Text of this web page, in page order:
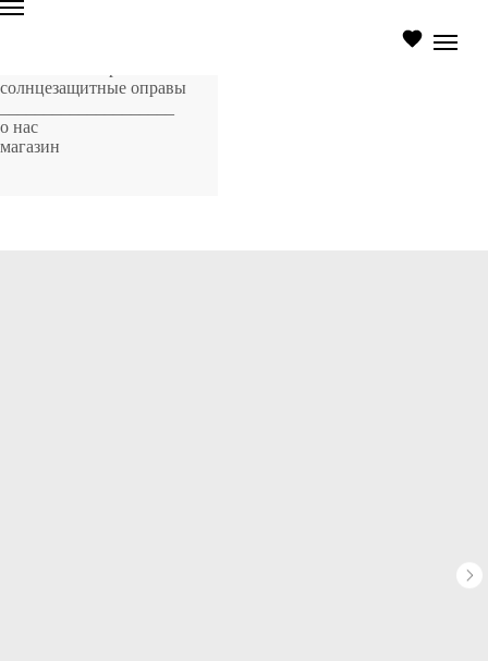
солнцезащитные оправы
о нас
магазин